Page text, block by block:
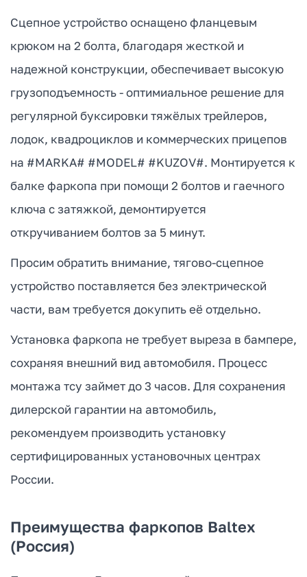
Сцепное устройство оснащено фланцевым
крюком на 2 болта, благодаря жесткой и
надежной конструкции, обеспечивает высокую
грузоподъемность - оптимиальное решение для
регулярной буксировки тяжёлых трейлеров,
лодок, квадроциклов и коммерческих прицепов
на #MARKA# #MODEL# #KUZOV#. Монтируется к
балке фаркопа при помощи 2 болтов и гаечного
ключа с затяжкой, демонтируется
откручиванием болтов за 5 минут.
Просим обратить внимание, тягово-сцепное
устройство поставляется без электрической
части, вам требуется докупить её отдельно.
Установка фаркопа не требует выреза в бампере,
сохраняя внешний вид автомобиля. Процесс
монтажа тсу займет до 3 часов. Для сохранения
дилерской гарантии на автомобиль,
рекомендуем производить установку
сертифицированных установочных центрах
России.
Преимущества фаркопов Baltex
(Россия)